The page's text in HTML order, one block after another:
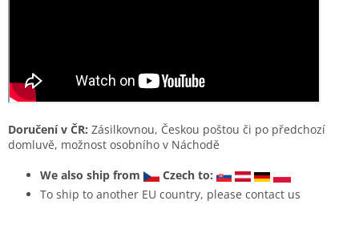
Doručení v ČR: Zásilkovnou, Českou poštou či po předchozí
domluvě, možnost osobního v Náchodě
We also ship from
Czech to:
To ship to another EU country, please contact us